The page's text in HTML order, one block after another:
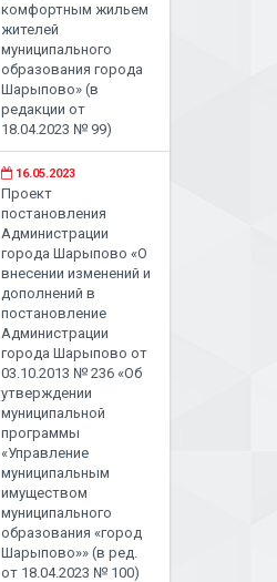
комфортным жильем
жителей
муниципального
образования города
Шарыпово» (в
редакции от
18.04.2023 № 99)
16.05.2023
Проект
постановления
Администрации
города Шарыпово «О
внесении изменений и
дополнений в
постановление
Администрации
города Шарыпово от
03.10.2013 № 236 «Об
утверждении
муниципальной
программы
«Управление
муниципальным
имуществом
муниципального
образования «город
Шарыпово»» (в ред.
от 18.04.2023 № 100)